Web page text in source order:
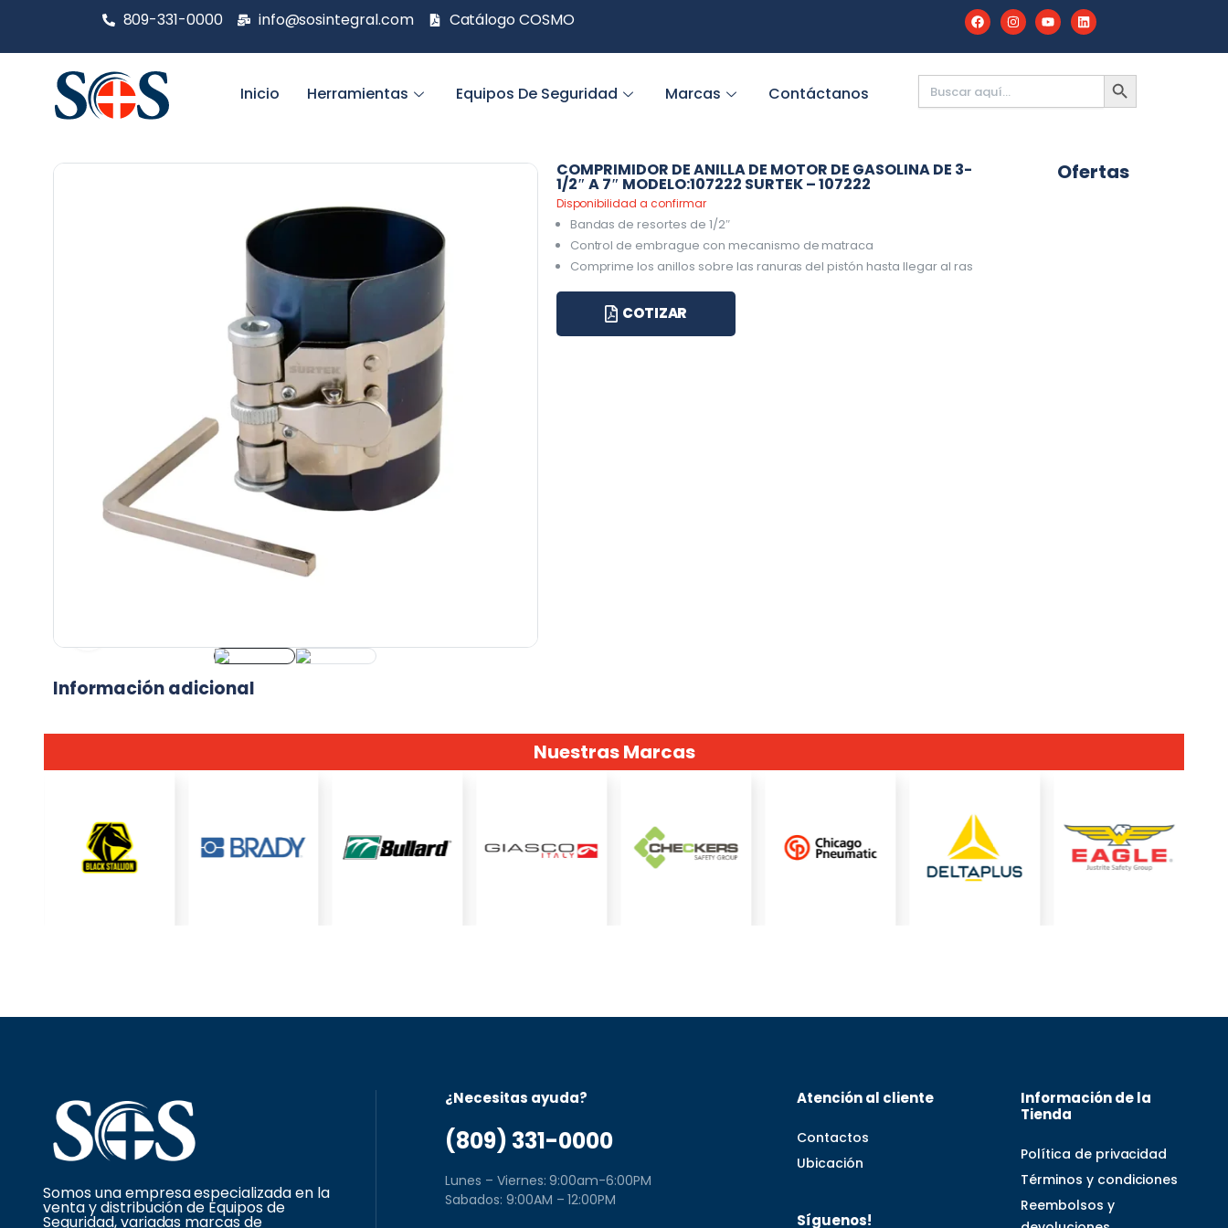
809-331-0000 info@sosintegral.com Catálogo COSMO
Inicio Herramientas Equipos De Seguridad Marcas Contáctanos
Buscar: BOTÓN
DE
BÚSQUEDA
Información adicional
COMPRIMIDOR DE ANILLA DE MOTOR DE GASOLINA DE 3-
1/2″ A 7″ MODELO:107222 SURTEK – 107222
Disponibilidad a confirmar
Bandas de resortes de 1/2″
Control de embrague con mecanismo de matraca
Comprime los anillos sobre las ranuras del pistón hasta llegar al ras
COTIZAR
Ofertas
Nuestras Marcas
Somos una empresa especializada en la
venta y distribución de Equipos de
Seguridad, variadas marcas de
¿Necesitas ayuda?
(809) 331-0000
Lunes – Viernes: 9:00am-6:00PM
Sabados: 9:00AM – 12:00PM
Atención al cliente
Contactos
Ubicación
Síguenos!
Información de la
Tienda
Política de privacidad
Términos y condiciones
Reembolsos y